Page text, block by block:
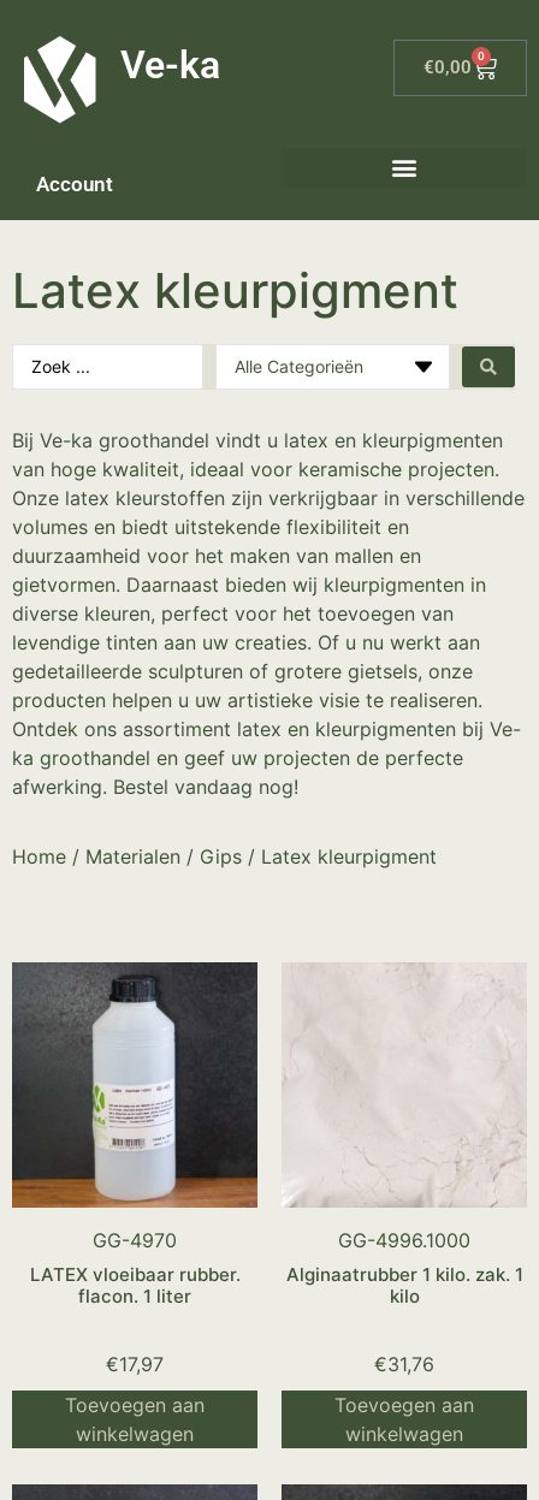
Ve-ka €0,00
0
Account
Latex kleurpigment
Bij Ve-ka groothandel vindt u latex en kleurpigmenten
van hoge kwaliteit, ideaal voor keramische projecten.
Onze latex kleurstoffen zijn verkrijgbaar in verschillende
volumes en biedt uitstekende flexibiliteit en
duurzaamheid voor het maken van mallen en
gietvormen. Daarnaast bieden wij kleurpigmenten in
diverse kleuren, perfect voor het toevoegen van
levendige tinten aan uw creaties. Of u nu werkt aan
gedetailleerde sculpturen of grotere gietsels, onze
producten helpen u uw artistieke visie te realiseren.
Ontdek ons assortiment latex en kleurpigmenten bij Ve-
ka groothandel en geef uw projecten de perfecte
afwerking. Bestel vandaag nog!
Home / Materialen / Gips / Latex kleurpigment
GG-4970
LATEX vloeibaar rubber.
flacon. 1 liter
€17,97
Toevoegen aan
winkelwagen
GG-4996.1000
Alginaatrubber 1 kilo. zak. 1
kilo
€31,76
Toevoegen aan
winkelwagen